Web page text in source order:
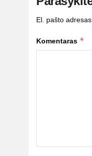
El. pašto
Komentaras *